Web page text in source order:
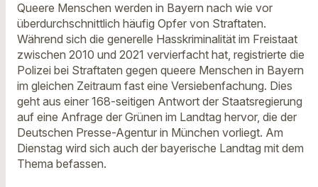
Queere Menschen werden in Bayern nach wie vor
überdurchschnittlich häufig Opfer von Straftaten.
Während sich die generelle Hasskriminalität im Freistaat
zwischen 2010 und 2021 vervierfacht hat, registrierte die
Polizei bei Straftaten gegen queere Menschen in Bayern
im gleichen Zeitraum fast eine Versiebenfachung. Dies
geht aus einer 168-seitigen Antwort der Staatsregierung
auf eine Anfrage der Grünen im Landtag hervor, die der
Deutschen Presse-Agentur in München vorliegt. Am
Dienstag wird sich auch der bayerische Landtag mit dem
Thema befassen.